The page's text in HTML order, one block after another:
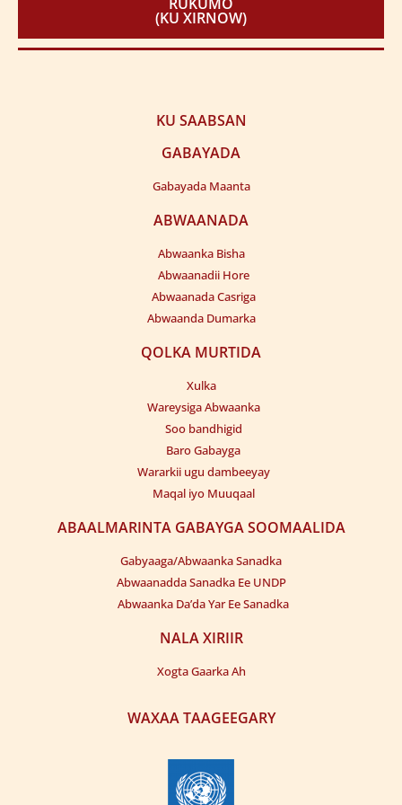
(KU XIRNOW)
KU SAABSAN
GABAYADA
Gabayada Maanta
ABWAANADA
Abwaanka Bisha
Abwaanadii Hore
Abwaanada Casriga
Abwaanda Dumarka
QOLKA MURTIDA
Xulka
Wareysiga Abwaanka
Soo bandhigid
Baro Gabayga
Wararkii ugu dambeeyay
Maqal iyo Muuqaal
ABAALMARINTA GABAYGA SOOMAALIDA
Gabyaaga/Abwaanka Sanadka
Abwaanadda Sanadka Ee UNDP
Abwaanka Da’da Yar Ee Sanadka
NALA XIRIIR
Xogta Gaarka Ah
WAXAA TAAGEEGARY